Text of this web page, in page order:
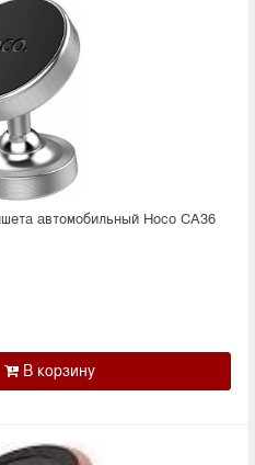
автомобильный Hoco CA36